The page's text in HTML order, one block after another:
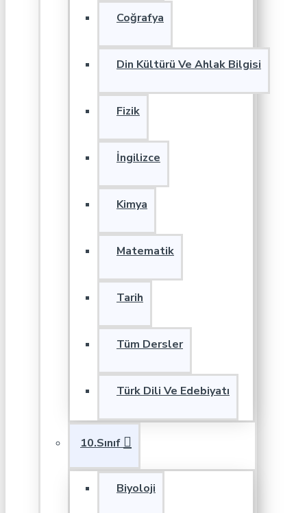
Coğrafya
Din Kültürü Ve Ahlak Bilgisi
Fizik
İngilizce
Kimya
Matematik
Tarih
Tüm Dersler
Türk Dili Ve Edebiyatı
10.Sınıf
Biyoloji